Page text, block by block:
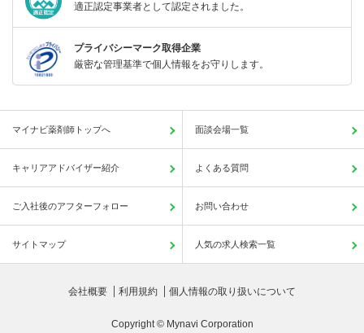
適正認定事業者として認定されました。
プライバシーマーク取得企業
厳密な管理基準で個人情報をお守りします。
マイナビ薬剤師トップへ 面談会場一覧
キャリアアドバイザー紹介 よくある質問
ご入社後のアフターフォロー お問い合わせ
サイトマップ 人気の求人検索一覧
会社概要 利用規約 個人情報の取り扱いについて
Copyright © Mynavi Corporation